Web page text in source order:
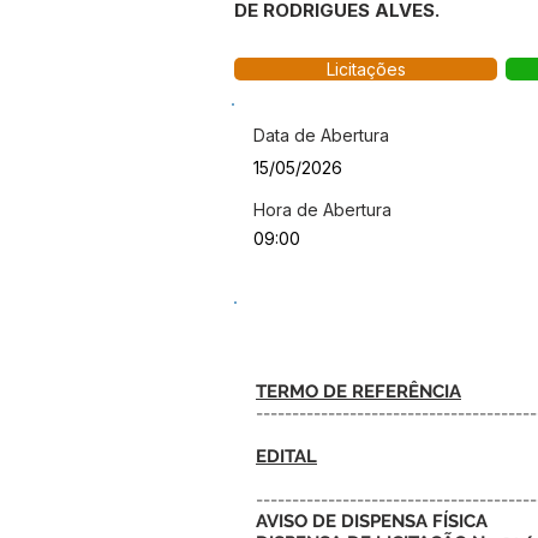
DE RODRIGUES ALVES.
Licitações
Data de Abertura
15/05/2026
Hora de Abertura
09:00
TERMO DE REFERÊNCIA
EDITAL
AVISO DE DISPENSA FÍSICA